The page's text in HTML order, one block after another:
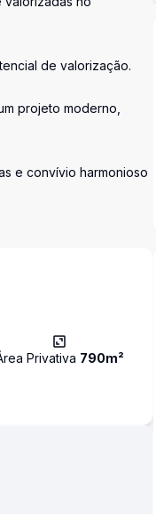
de valorização.
projeto moderno,
e convívio harmonioso
Privativa 790m²